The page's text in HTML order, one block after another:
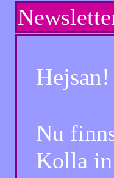
Hejsan!
Nu
Kolla in